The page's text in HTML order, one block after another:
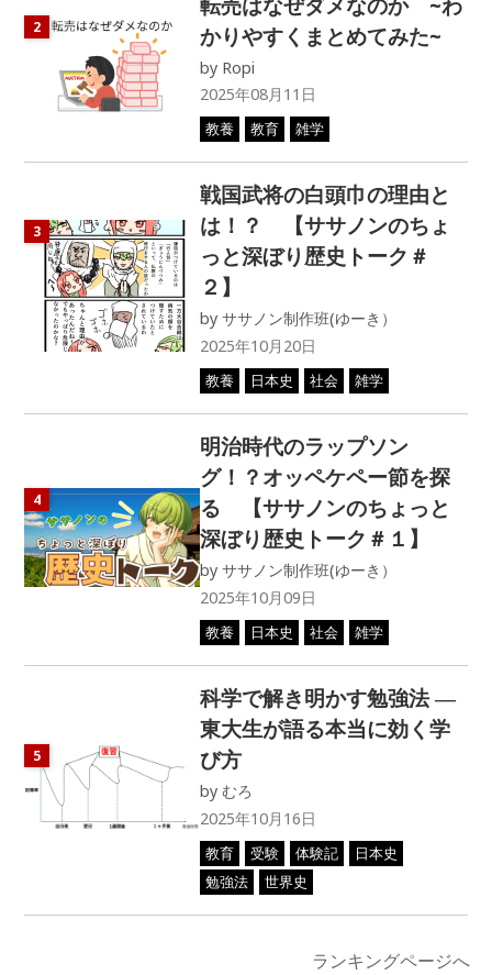
2
かりやすくまとめてみた~
by Ropi
2025年08月11日
教養 教育 雑学
3
戦国武将の白頭巾の理由と
は！？ 【ササノンのちょ
っと深ぼり歴史トーク＃
２】
byササノン制作班(ゆーき）
2025年10月20日
教養 日本史 社会 雑学
4
明治時代のラップソン
グ！？オッペケペー節を探
る 【ササノンのちょっと
深ぼり歴史トーク＃１】
byササノン制作班(ゆーき）
2025年10月09日
教養 日本史 社会 雑学
5
科学で解き明かす勉強法 ―
東大生が語る本当に効く学
び方
byむろ
2025年10月16日
教育 受験 体験記
日本史
勉強法
世界史
ランキングページへ